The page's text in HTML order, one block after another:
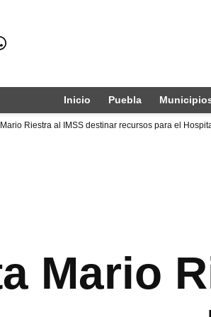
Inicio Puebla
Riestra al IMSS destinar recursos para el
Mario